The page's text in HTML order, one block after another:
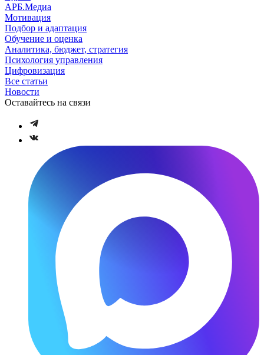
АРБ.Медиа
Мотивация
Подбор и адаптация
Обучение и оценка
Аналитика, бюджет, стратегия
Психология управления
Цифровизация
Все статьи
Новости
Оставайтесь на связи